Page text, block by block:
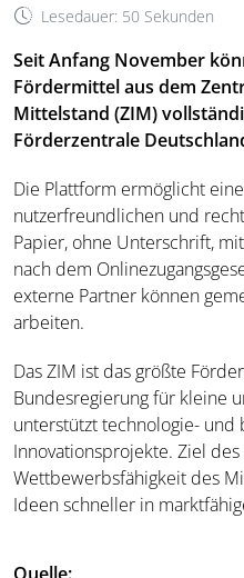
Lesedauer: 50 Sekunden
SeitAnfang November
Fördermittel aus dem
Mittelstand (ZIM)
Förderzentrale
Die Plattform ermöglicht
nutzerfreundlichen und
Papier, ohne Unterschrift,
nach dem
externe Partner können
arbeiten.
DasZIM ist das größte
Bundesregierung für kleine
unterstützt technologie- und
Innovationsprojekte. Ziel
Wettbewerbsfähigkeit des
Ideen schneller in